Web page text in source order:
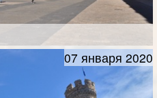
07 января 2020